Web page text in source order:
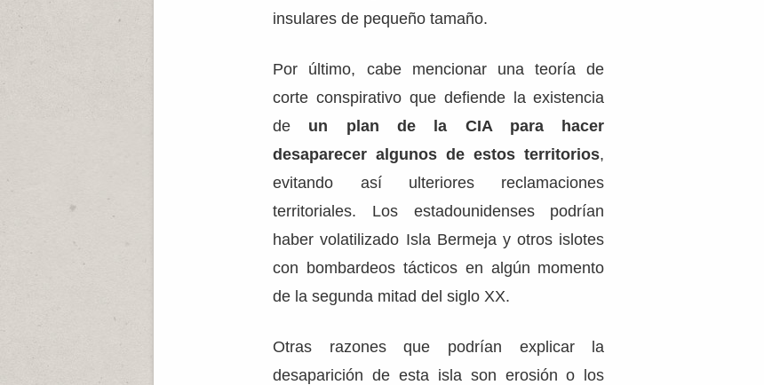
insulares de pequeño tamaño.
Por último, cabe mencionar una teoría de
corte conspirativo que defiende la existencia
de un plan de la CIA para hacer
desaparecer algunos de estos territorios,
evitando así ulteriores reclamaciones
territoriales. Los estadounidenses podrían
haber volatilizado Isla Bermeja y otros islotes
con bombardeos tácticos en algún momento
de la segunda mitad del siglo XX.
Otras razones que podrían explicar la
desaparición de esta isla son erosión o los